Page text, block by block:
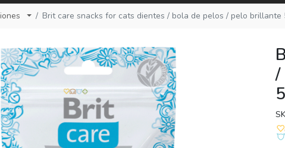
Brit care snacks for cats dientes / bola de pelos / pelo brillante
/